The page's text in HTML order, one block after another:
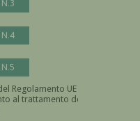
N.4
Regolamento UE n.
dei
Devi dare il consenso